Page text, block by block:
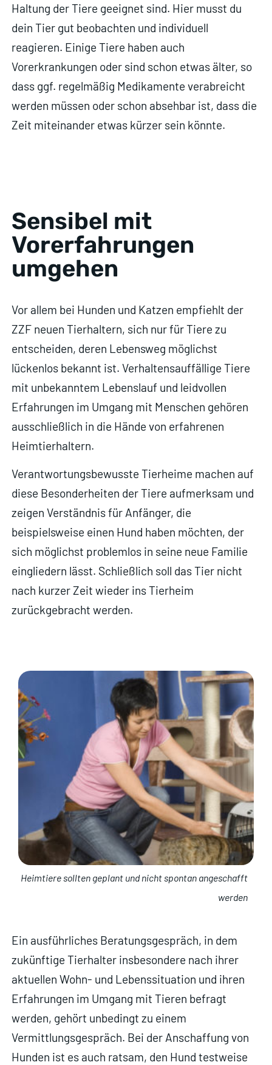
Haltung der Tiere geeignet sind. Hier musst du
dein Tier gut beobachten und individuell
reagieren. Einige Tiere haben auch
Vorerkrankungen oder sind schon etwas älter, so
dass ggf. regelmäßig Medikamente verabreicht
werden müssen oder schon absehbar ist, dass die
Zeit miteinander etwas kürzer sein könnte.
Sensibel mit
Vorerfahrungen
umgehen
Vor allem bei Hunden und Katzen empfiehlt der
ZZF neuen Tierhaltern, sich nur für Tiere zu
entscheiden, deren Lebensweg möglichst
lückenlos bekannt ist. Verhaltensauffällige Tiere
mit unbekanntem Lebenslauf und leidvollen
Erfahrungen im Umgang mit Menschen gehören
ausschließlich in die Hände von erfahrenen
Heimtierhaltern.
Verantwortungsbewusste Tierheime machen auf
diese Besonderheiten der Tiere aufmerksam und
zeigen Verständnis für Anfänger, die
beispielsweise einen Hund haben möchten, der
sich möglichst problemlos in seine neue Familie
eingliedern lässt. Schließlich soll das Tier nicht
nach kurzer Zeit wieder ins Tierheim
zurückgebracht werden.
Heimtiere sollten geplant und nicht spontan angeschafft
werden
Ein ausführliches Beratungsgespräch, in dem
zukünftige Tierhalter insbesondere nach ihrer
aktuellen Wohn- und Lebenssituation und ihren
Erfahrungen im Umgang mit Tieren befragt
werden, gehört unbedingt zu einem
Vermittlungsgespräch. Bei der Anschaffung von
Hunden ist es auch ratsam, den Hund testweise